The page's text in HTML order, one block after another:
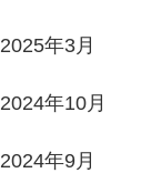
2025年3月
2024年10月
2024年9月